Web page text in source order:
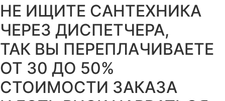
НЕ ИЩИТЕ САНТЕХНИКА
ЧЕРЕЗ ДИСПЕТЧЕРА,
ТАК ВЫ ПЕРЕПЛАЧИВАЕТЕ
ОТ 30 ДО 50%
СТОИМОСТИ ЗАКАЗА